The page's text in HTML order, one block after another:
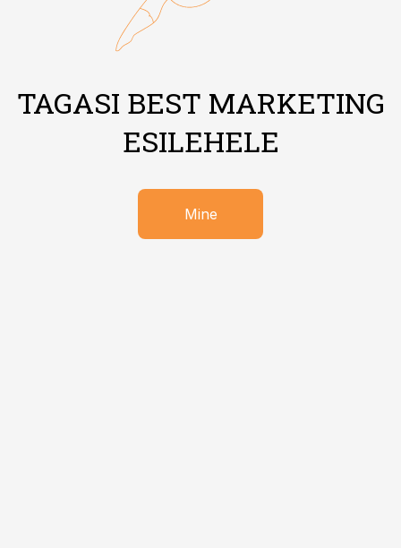
TAGASI BEST MARKETING
ESILEHELE
Mine